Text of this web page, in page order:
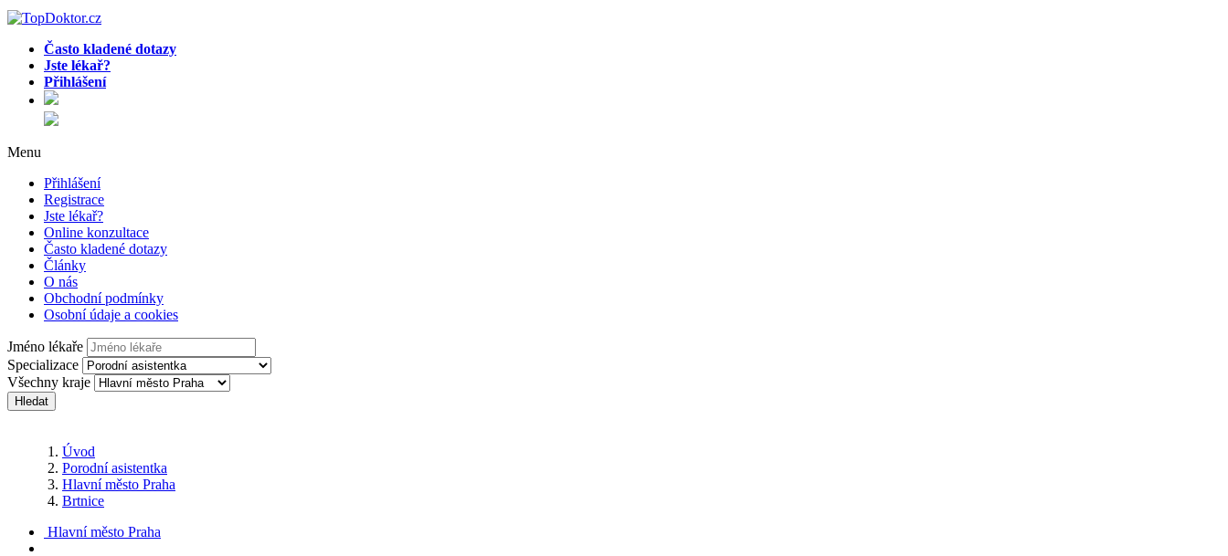
Často kladené dotazy
Jste lékař?
Přihlášení
Menu
Přihlášení
Registrace
Jste lékař?
Online konzultace
Často kladené dotazy
Články
O nás
Obchodní podmínky
Osobní údaje a cookies
Jméno lékaře
Specializace
Všechny kraje
Hledat
Úvod
Porodní asistentka
Hlavní město Praha
Brtnice
Hlavní město Praha